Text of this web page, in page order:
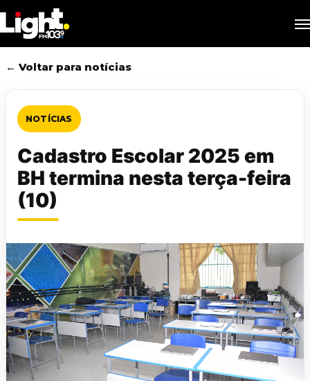
to
main
content
← Voltar para notícias
NOTÍCIAS
Cadastro Escolar 2025 em
BH termina nesta terça-feira
(10)